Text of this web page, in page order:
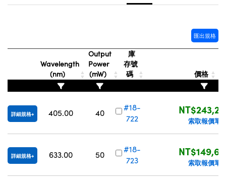
匯出規格
Wavelength
(nm)
Output
Power
(mW)
庫
存號
碼
價格
詳細規格 405.00 40
#18-
722
索取報價單
詳細規格 633.00 50
#18-
723
索取報價單